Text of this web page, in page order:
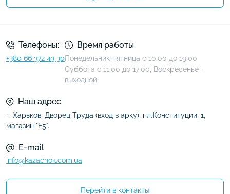
Телефоны:
+380 66 372 43 30
Время работы
Понедельник-пятница с 10:00 до 19:00
Суббота с 11:00 до 17:00, Воскресенье -
выходной
Наш адрес
г. Харьков, Дворец Труда (вход в арку), пл.Конституции, 1,
магазин "F5".
E-mail
info@kazachok.com.ua
Перейти в контакты